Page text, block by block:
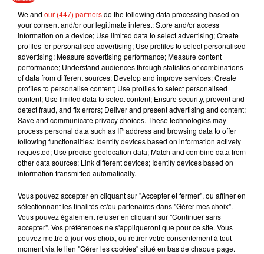
Discover your next look: Is it blue hair or better go for pink hair?
�x܍ Download the StyleMyHair 3D App to find your next hair
style! Try on different cuts and colors before your next salon
appointment. #lorealpro #hairgoals #hairstyle #onlyinsalon
#hair #hairinspo #StyleMyHair
Une publication partagée parL'Oréal Professionnel(@lorealpro) le
Toutes les colorations ne sont pas parfaites, il y en a qui sont
mieux faites que d’autres, mais cela permet quand même
d’avoir un petit aperçu avant de prendre son rendez-vous
chez le coiffeur.
Disponible sur Android et iOS, vous avez maintenant toutes
les cartes en main pour réussir votre relooking.
We and our (447) partnersdo the following data processing based on
your consent and/or our legitimate interest: Store and/or access
information on a device; Use limited data to select advertising; Create
profiles for personalised advertising; Use profiles to select personalised
advertising; Measure advertising performance; Measure content
performance; Understand audiences through statistics or combinations
of data from different sources; Develop and improve services; Create
profiles to personalise content; Use profiles to select personalised
content; Use limited data to select content; Ensure security, prevent and
detect fraud, and fix errors; Deliver and present advertising and content;
Save and communicate privacy choices. These technologies may
process personal data such as IP address and browsing data to offer
following functionalities: Identify devices based on information actively
requested; Use precise geolocation data; Match and combine data from
other data sources; Link different devices; Identify devices based on
information transmitted automatically.
Vous pouvez accepter en cliquant sur "Accepter et fermer", ou affiner en
sélectionnant les finalités et/ou partenaires dans "Gérer mes choix".
Vous pouvez également refuser en cliquant sur "Continuer sans
accepter". Vos préférences ne s'appliqueront que pour ce site. Vous
pouvez mettre à jour vos choix, ou retirer votre consentement à tout
moment via le lien "Gérer les cookies" situé en bas de chaque page.